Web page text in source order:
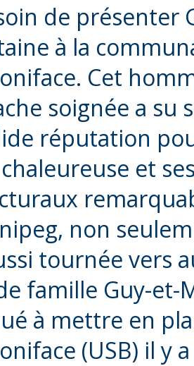
de présenter
à la
Cet
soignée a su
réputation
et
non
tournée vers
famille Guy-et-
à mettre en
(USB) il y